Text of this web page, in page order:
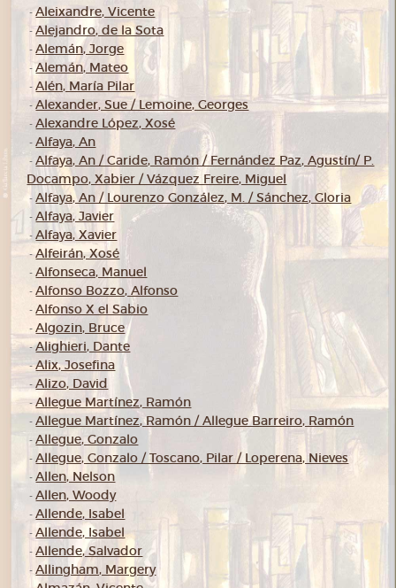
-Aleixandre, Vicente
-Alejandro, de la Sota
-Alemán, Jorge
-Alemán, Mateo
-Alén, María Pilar
-Alexander, Sue / Lemoine, Georges
-Alexandre López, Xosé
-Alfaya, An
-Alfaya, An / Caride, Ramón / Fernández Paz, Agustín/ P.
Docampo, Xabier / Vázquez Freire, Miguel
-Alfaya, An / Lourenzo González, M. / Sánchez, Gloria
-Alfaya, Javier
-Alfaya, Xavier
-Alfeirán, Xosé
-Alfonseca, Manuel
-Alfonso Bozzo, Alfonso
-Alfonso X el Sabio
-Algozin, Bruce
-Alighieri, Dante
-Alix, Josefina
-Alizo, David
-Allegue Martínez, Ramón
-Allegue Martínez, Ramón / Allegue Barreiro, Ramón
-Allegue, Gonzalo
-Allegue, Gonzalo / Toscano, Pilar / Loperena, Nieves
-Allen, Nelson
-Allen, Woody
-Allende, Isabel
-Allende, Isabel
-Allende, Salvador
-Allingham, Margery